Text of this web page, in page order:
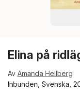
Elina på
Av Amanda Hellberg
Inbunden, Svenska,